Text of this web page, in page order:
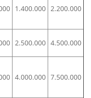
1.400.000 2.200.000
2.500.000 4.500.000
4.000.000 7.500.000